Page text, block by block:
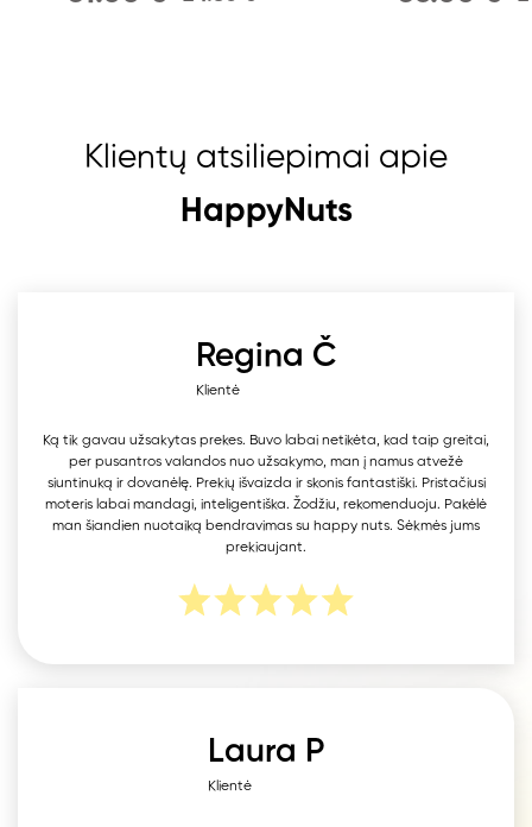
Klientų atsiliepimai apie
HappyNuts
Regina Č
Klientė
Ką tik gavau užsakytas prekes. Buvo labai netikėta, kad taip greitai,
per pusantros valandos nuo užsakymo, man į namus atvežė
siuntinuką ir dovanėlę. Prekių išvaizda ir skonis fantastiški. Pristačiusi
moteris labai mandagi, inteligentiška. Žodžiu, rekomenduoju. Pakėlė
man šiandien nuotaiką bendravimas su happy nuts. Sėkmės jums
prekiaujant.
Laura P
Klientė